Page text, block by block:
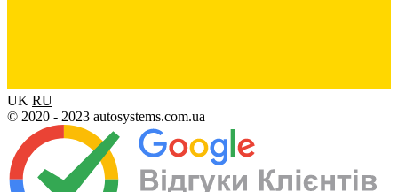
UK RU
© 2020 - 2023 autosystems.com.ua